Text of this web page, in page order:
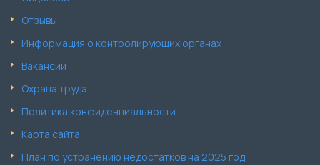
Отзывы
Информация о контролирующих органах
Вакансии
Охрана труда
Политика конфиденциальности
Карта сайта
План по устранению недостатков на 2025 год